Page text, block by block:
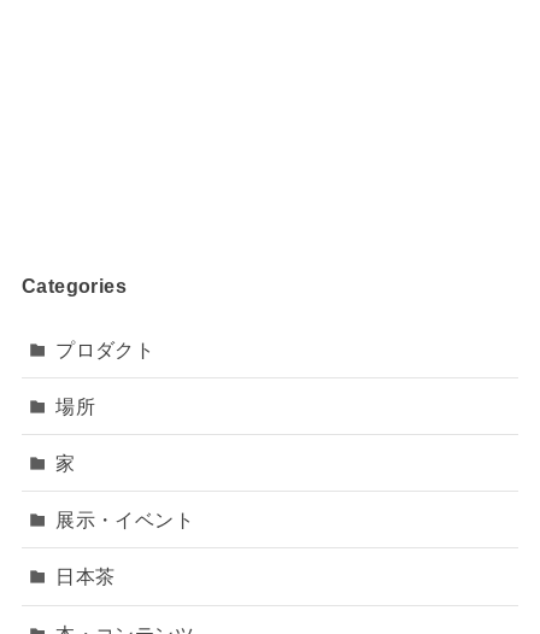
Categories
プロダクト
場所
家
展示・イベント
日本茶